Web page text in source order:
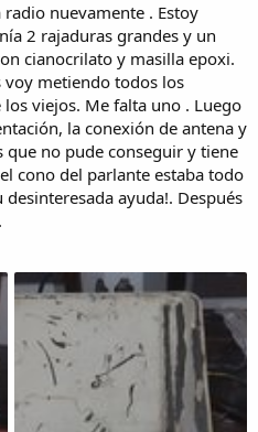
nuevamente . Estoy
2 rajaduras grandes y un
cianocrilato y masilla epoxi.
voy metiendo todos los
los viejos. Me falta uno . Luego
la conexión de antena y
que no pude conseguir y tiene
cono del parlante estaba todo
ayuda!. Después